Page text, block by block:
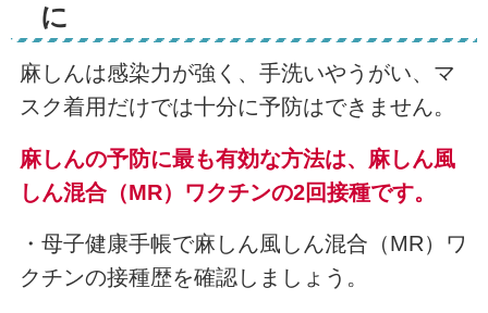
に
麻しんは感染力が強く、手洗いやうがい、マ
スク着用だけでは十分に予防はできません。
麻しんの予防に最も有効な方法は、麻しん風
しん混合（MR）ワクチンの2回接種です。
・母子健康手帳で麻しん風しん混合（MR）ワ
クチンの接種歴を確認しましょう。